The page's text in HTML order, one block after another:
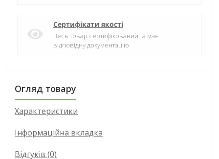
Сертифікати якості
Весь товар сертифікований та має
відповідну документацію
Огляд товару
Характеристики
Інформаційна вкладка
Відгуків (0)